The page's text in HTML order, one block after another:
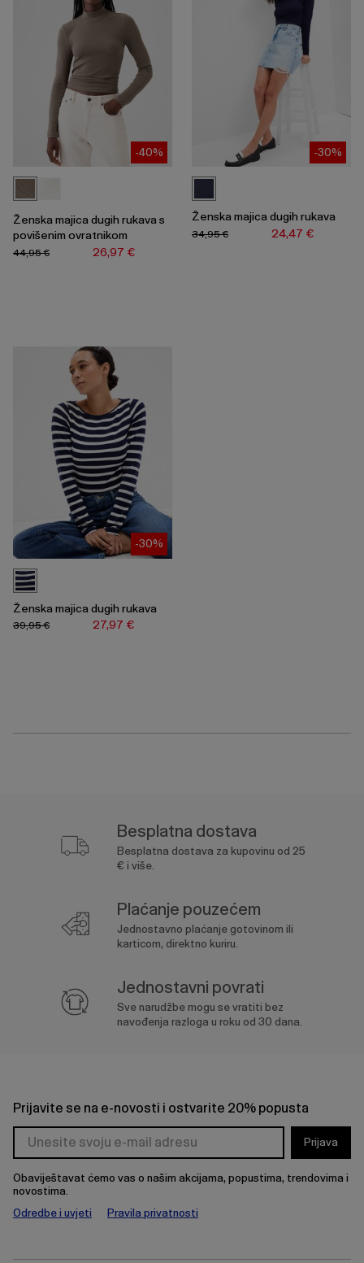
-40%
Ženska majica dugih rukava s
povišenim ovratnikom
26,97 €
44,95 €
-30%
Ženska majica dugih rukava
24,47 €
34,95 €
-30%
Ženska majica dugih rukava
27,97 €
39,95 €
Besplatna dostava
Besplatna dostava za kupovinu od 25
€ i više.
Plaćanje pouzećem
Jednostavno plaćanje gotovinom ili
karticom, direktno kuriru.
Jednostavni povrati
Sve narudžbe mogu se vratiti bez
navođenja razloga u roku od 30 dana.
Prijavite se na e-novosti i ostvarite 20% popusta
Prijava
Obaviještavat ćemo vas o našim akcijama, popustima, trendovima i
novostima.
Odredbe i uvjeti
Pravila privatnosti